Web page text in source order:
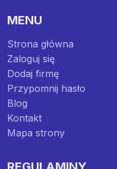
MENU
Strona główna
Zaloguj się
Dodaj firmę
Przypomnij hasło
Blog
Kontakt
Mapa strony